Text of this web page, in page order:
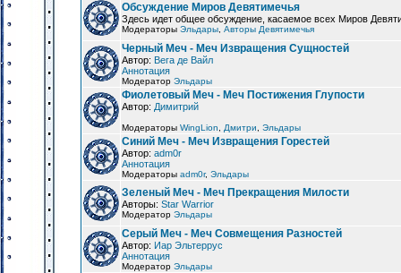
Обсуждение Миров Девятимечья
Здесь идет общее обсуждение, касаемое всех Миров
Модераторы Эльдары Авторы Девятимечья
Черный Меч - Меч Извращения Сущностей
Автор: Вега де Вайл
Аннотация
Модератор Эльдары
Фиолетовый Меч - Меч Постижения Глупости
Автор: Димитрий
Модераторы WingLion Дмитри Эльдары
Синий Меч - Меч Извращения Горестей
Автор: adm0r
Аннотация
Модераторы adm0r, Эльдары
Зеленый Меч - Меч Прекращения Милости
Авторы: Star Warrior
Модератор Эльдары
Серый Меч - Меч Совмещения Разностей
Автор: Иар Эльтеррус
Аннотация
Модератор Эльдары